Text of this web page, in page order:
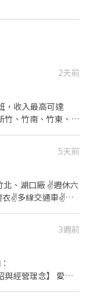
2天前
，收入最高可達
竹、竹南、竹東、內
需挪移約5至15公斤
分類 * 使用電子顯
除錫及除膠作業 ---
～17:00 * 時薪：
元 * 配合休假日
班2小時：約70,408
5天前
北、湖口廠 ✌️週休六
✌️多線交通車✌️免
、組裝、包裝、檢
新竹縣竹北市智慧
縣湖口鄉光復北
東區新安路（新竹
、內灣、芎林、南
3週前